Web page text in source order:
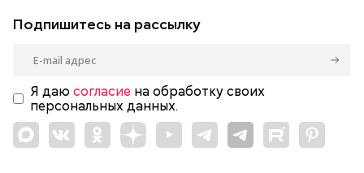
Подпишитесь на рассылку
Я даю согласие на обработку своих
персональных данных.